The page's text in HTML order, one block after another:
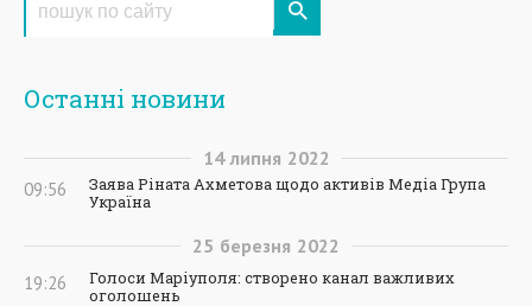
Останні новини
14 липня 2022
09:56
Заява Ріната Ахметова щодо активів Медіа Група
Україна
25 березня 2022
19:26
Голоси Маріуполя: створено канал важливих
оголошень